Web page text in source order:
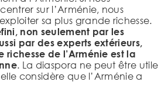
sur l’Arménie, nous
sa plus grande richesse.
non seulement par les
par des experts extérieurs,
de l’Arménie est la
. La diaspora ne peut être utile
considère que l’Arménie a